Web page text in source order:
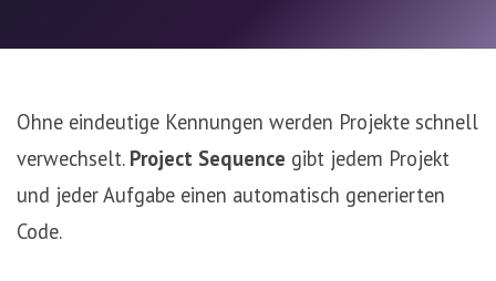
Ohne eindeutige Kennungen werden Projekte schnell
verwechselt. Project Sequence gibt jedem Projekt
und jeder Aufgabe einen automatisch generierten
Code.